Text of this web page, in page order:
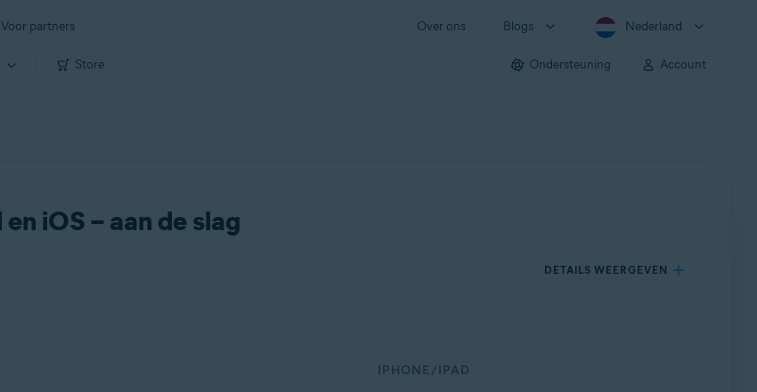
Voor partners Over ons Blogs Nederland
Store Ondersteuning Account
iOS – aan de slag
DETAILS WEERGEVEN
IPHONE/IPAD